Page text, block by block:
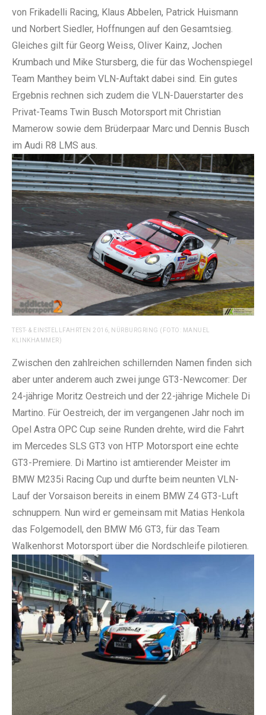
von Frikadelli Racing, Klaus Abbelen, Patrick Huismann
und Norbert Siedler, Hoffnungen auf den Gesamtsieg.
Gleiches gilt für Georg Weiss, Oliver Kainz, Jochen
Krumbach und Mike Stursberg, die für das Wochenspiegel
Team Manthey beim VLN-Auftakt dabei sind. Ein gutes
Ergebnis rechnen sich zudem die VLN-Dauerstarter des
Privat-Teams Twin Busch Motorsport mit Christian
Mamerow sowie dem Brüderpaar Marc und Dennis Busch
im Audi R8 LMS aus.
TEST- & EINSTELLFAHRTEN 2016, NÜRBURGRING (FOTO: MANUEL
KLINKHAMMER)
Zwischen den zahlreichen schillernden Namen finden sich
aber unter anderem auch zwei junge GT3-Newcomer: Der
24-jährige Moritz Oestreich und der 22-jährige Michele Di
Martino. Für Oestreich, der im vergangenen Jahr noch im
Opel Astra OPC Cup seine Runden drehte, wird die Fahrt
im Mercedes SLS GT3 von HTP Motorsport eine echte
GT3-Premiere. Di Martino ist amtierender Meister im
BMW M235i Racing Cup und durfte beim neunten VLN-
Lauf der Vorsaison bereits in einem BMW Z4 GT3-Luft
schnuppern. Nun wird er gemeinsam mit Matias Henkola
das Folgemodell, den BMW M6 GT3, für das Team
Walkenhorst Motorsport über die Nordschleife pilotieren.